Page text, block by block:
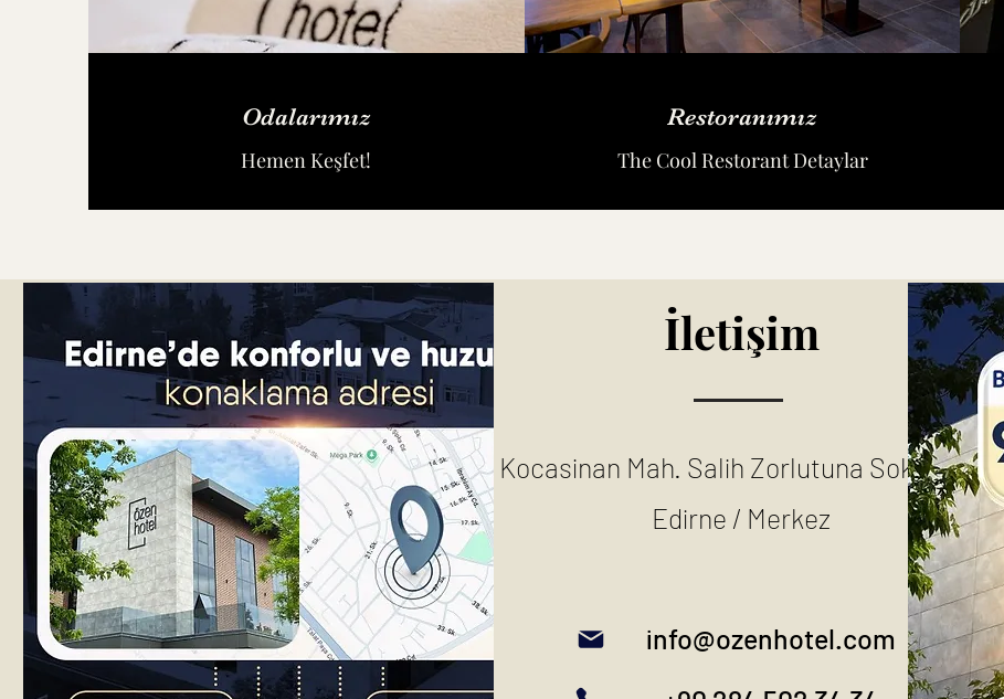
Odalarımız
Hemen Keşfet!
Restoranımız
The Cool Restorant Detaylar
İletişim
Kocasinan Mah. Salih Zorlutuna Sok. No:2
Edirne / Merkez
info@ozenhotel.com